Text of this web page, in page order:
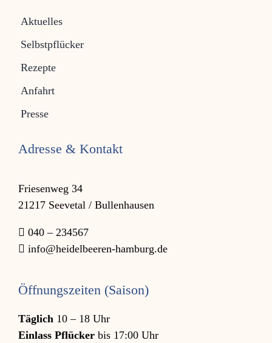
Aktuelles
Selbstpflücker
Rezepte
Anfahrt
Presse
Adresse & Kontakt
Friesenweg 34
21217 Seevetal / Bullenhausen
040 – 234567
info@heidelbeeren-hamburg.de
Öffnungszeiten (Saison)
Täglich10 – 18 Uhr
Einlass Pflückerbis 17:00 Uhr